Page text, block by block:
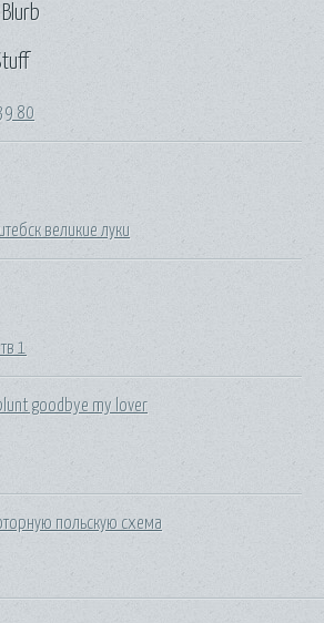
80
великие луки
1
goodbye my lover
польскую схема